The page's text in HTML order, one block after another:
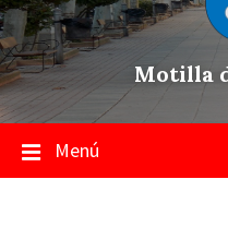
Motilla
Menú